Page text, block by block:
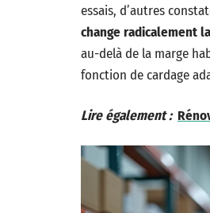
essais, d’autres
change radicalement
au-delà de la marge
fonction de cardage
Lire également :